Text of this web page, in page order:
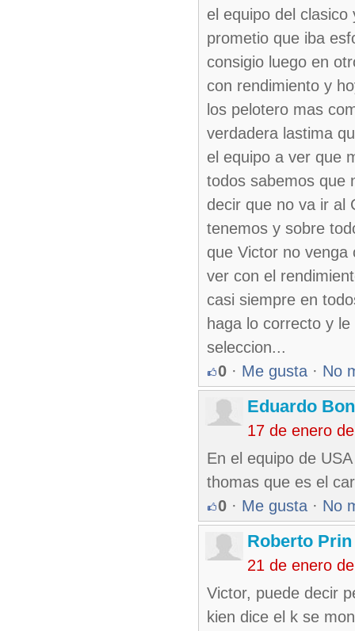
el equipo del
prometio que iba
consigio luego en
con rendimiento y
los pelotero mas
verdadera lastima
el equipo a ver que
todos sabemos que
decir que no va ir al
tenemos y sobre
que Victor no
ver con el
casi siempre en
haga lo correcto y
seleccion...
0 · Me gusta · No
Eduardo
17 de enero
En el equipo de
thomas que es el
0 · Me gusta · No
Roberto Prin
21 de enero
Victor, puede decir
kien dice el k se